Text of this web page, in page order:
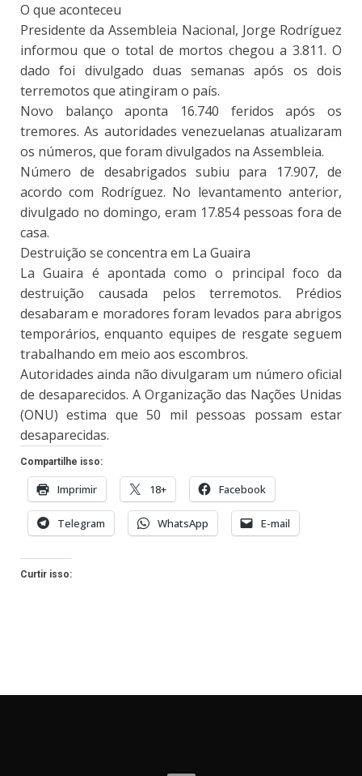
O que aconteceu
Presidente da Assembleia Nacional, Jorge Rodríguez
informou que o total de mortos chegou a 3.811. O
dado foi divulgado duas semanas após os dois
terremotos que atingiram o país.
Novo balanço aponta 16.740 feridos após os
tremores. As autoridades venezuelanas atualizaram
os números, que foram divulgados na Assembleia.
Número de desabrigados subiu para 17.907, de
acordo com Rodríguez. No levantamento anterior,
divulgado no domingo, eram 17.854 pessoas fora de
casa.
Destruição se concentra em La Guaira
La Guaira é apontada como o principal foco da
destruição causada pelos terremotos. Prédios
desabaram e moradores foram levados para abrigos
temporários, enquanto equipes de resgate seguem
trabalhando em meio aos escombros.
Autoridades ainda não divulgaram um número oficial
de desaparecidos. A Organização das Nações Unidas
(ONU) estima que 50 mil pessoas possam estar
desaparecidas.
Compartilhe isso:
Imprimir 18+ Facebook
Telegram WhatsApp E-mail
Curtir isso: